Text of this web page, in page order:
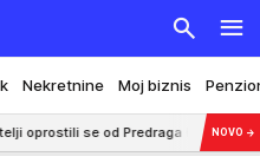
Nekretnine Moj biznis
se od Predraga (62) 22:25NOVO →